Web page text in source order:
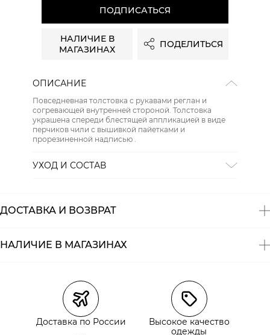
ПОДПИСАТЬСЯ
НАЛИЧИЕ В
МАГАЗИНАХ
ПОДЕЛИТЬСЯ
ОПИСАНИЕ
Повседневная толстовка с рукавами реглан и
согревающей внутренней стороной. Толстовка
украшена спереди блестящей аппликацией в виде
перчиков чили с вышивкой пайетками и
прорезиненной надписью .
УХОД И СОСТАВ
ДОСТАВКА И ВОЗВРАТ
Курьерская доставка СДЭК
Самовывоз из пункта выдачи СДЭК
НАЛИЧИЕ В МАГАЗИНАХ
Доставка по России
Высокое качество
одежды